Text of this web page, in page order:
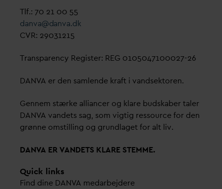
Tlf.: 70 21 00 55
danva@danva.dk
CVR: 29031215
Transparency Register: REG 0105047100027-26
DANVA er den samlende kraft i vandsektoren.
Gennem stærke alliancer og klare budskaber taler
DANVA vandets sag, som vigtig ressource for den
grønne omstilling og grundlaget for alt liv.
DANVA ERVANDETS KLARE STEMME.
Quick links
Find dine DANVA medarbejdere